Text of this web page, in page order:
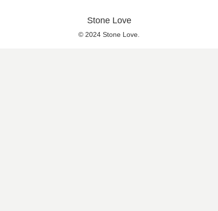
Stone Love
© 2024 Stone Love.